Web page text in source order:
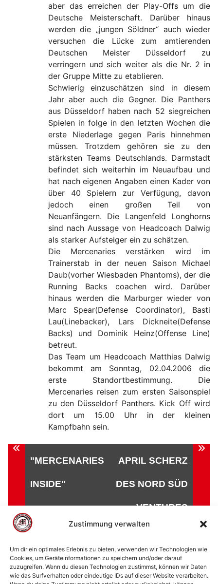
Zustimmung verwalten
Um dir ein optimales Erlebnis zu bieten, verwenden wir Technologien wie
Cookies, um Geräteinformationen zu speichern und/oder darauf
zuzugreifen. Wenn du diesen Technologien zustimmst, können wir Daten
wie das Surfverhalten oder eindeutige IDs auf dieser Website verarbeiten.
aber das erreichen der Play-Offs um die
Deutsche Meisterschaft. Darüber hinaus
werden die „jungen Söldner“ auch wieder
versuchen die Lücke zum amtierenden
Deutschen Meister Düsseldorf zu
verringern und sich weiter als die Nr. 2 in
der Gruppe Mitte zu etablieren.
Schwierig einzuschätzen sind in diesem
Jahr aber auch die Gegner. Die Panthers
aus Düsseldorf haben nach 52 siegreichen
Spielen in folge in den letzten Wochen die
erste Niederlage gegen Paris hinnehmen
müssen. Trotzdem gehören sie zu den
stärksten Teams Deutschlands. Darmstadt
befindet sich weiterhin im Neuaufbau und
hat nach eigenen Angaben einen Kader von
über 40 Spielern zur Verfügung, davon
jedoch einen großen Teil von
Neuanfängern. Die Langenfeld Longhorns
sind nach Aussage von Headcoach Dalwig
als starker Aufsteiger ein zu schätzen.
Die Mercenaries verstärken wird im
Trainerstab in der neuen Saison Michael
Daub(vorher Wiesbaden Phantoms), der die
Running Backs coachen wird. Darüber
hinaus werden die Marburger wieder von
Marc Spear(Defense Coordinator), Basti
Lau(Linebacker), Lars Dickneite(Defense
Backs) und Dominik Heinz(Offense Line)
betreut.
Das Team um Headcoach Matthias Dalwig
bekommt am Sonntag, 02.04.2006 die
erste Standortbestimmung. Die
Mercenaries reisen zum ersten Saisonspiel
zu den Düsseldorf Panthers. Kick Off wird
dort um 15.00 Uhr in der kleinen
Kampfbahn sein.
Beitragsnavigation
"MERCENARIES
INSIDE"
APRIL SCHERZ
DES NORD SÜD
VENTURES
© 2002 - 2026 American Football Verein Marburg